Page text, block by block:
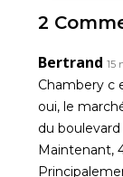
2
Bertrand 15
Chambery c
oui, le
du
Maintenant,